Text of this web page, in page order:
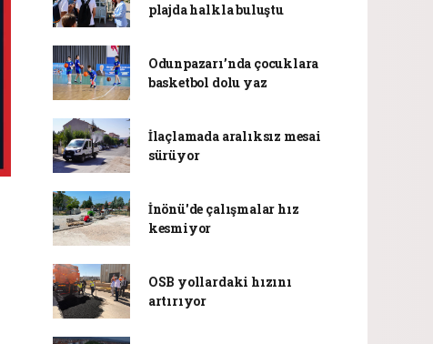
plajda halkla buluştu
Odunpazarı’nda çocuklara
basketbol dolu yaz
İlaçlamada aralıksız mesai
sürüyor
İnönü'de çalışmalar hız
kesmiyor
OSB yollardaki hızını
artırıyor